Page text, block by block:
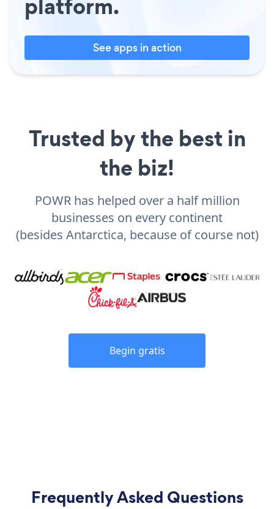
platform.
See apps in action
Trusted by the best in
the biz!
POWR has helped over a half million
businesses on every continent
(besides Antarctica, because of course not)
Begin gratis
Frequently Asked Questions